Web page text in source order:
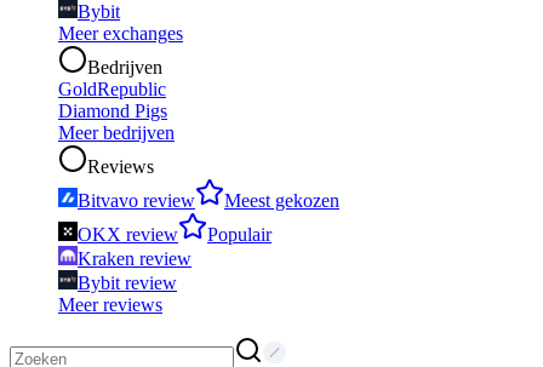
Bybit
Meer exchanges
Bedrijven
GoldRepublic
Diamond Pigs
Meer bedrijven
Reviews
Bitvavo review
Meest gekozen
OKX review
Populair
Kraken review
Bybit review
Meer reviews